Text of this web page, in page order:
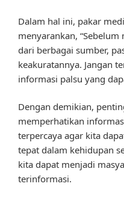
Dalam hal ini, pakar
menyarankan,
dari berbagai sumber,
keakuratannya. Jangan
informasi palsu yang
Dengan demikian,
memperhatikan
terpercaya agar kita
tepat dalam kehidupan
kita dapat menjadi
terinformasi.